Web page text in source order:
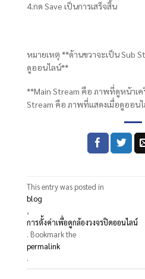
4.กด Save เป็นการเสร็จสิ้น
หมายเหตุ **ด้านขวาจะเป็น Sub
ดูออนไลน์**
**Main Stream คือ ภาพที่ดูหน้าเ
Stream คือ ภาพที่แสดงเมื่อดูออน
This entry was posted in
blog
,
การตั้งค่าเพื่อดูกล้องวงจรปิดออนไลน์
. Bookmark the
permalink
.